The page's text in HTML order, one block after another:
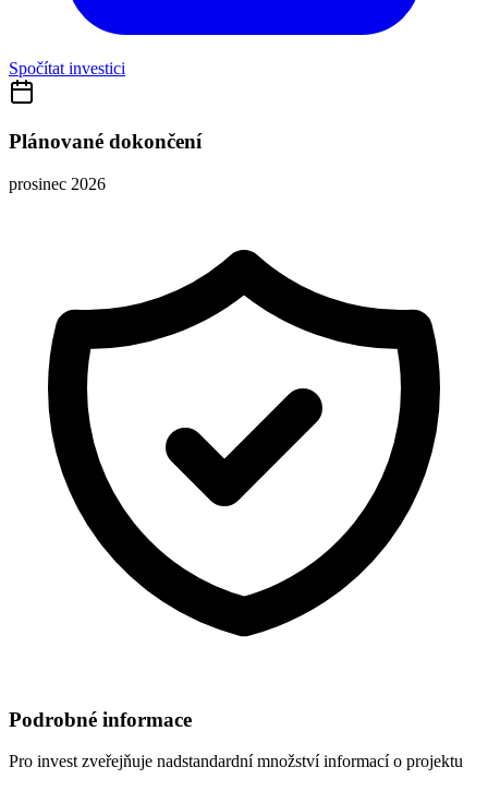
Spočítat investici
Plánované dokončení
prosinec 2026
Podrobné informace
Pro invest zveřejňuje nadstandardní množství informací o projektu